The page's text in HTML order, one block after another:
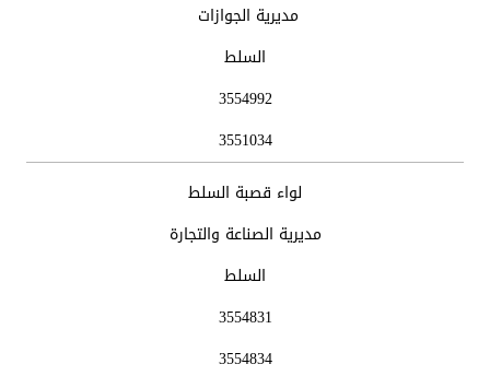
مديرية الجوازات
السلط
3554992
3551034
لواء قصبة السلط
مديرية الصناعة والتجارة
السلط
3554831
3554834